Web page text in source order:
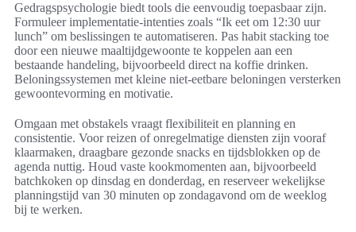
Gedragspsychologie biedt tools die eenvoudig toepasbaar zijn.
Formuleer implementatie-intenties zoals “Ik eet om 12:30 uur
lunch” om beslissingen te automatiseren. Pas habit stacking toe
door een nieuwe maaltijdgewoonte te koppelen aan een
bestaande handeling, bijvoorbeeld direct na koffie drinken.
Beloningssystemen met kleine niet-eetbare beloningen versterken
gewoontevorming en motivatie.
Omgaan met obstakels vraagt flexibiliteit en planning en
consistentie. Voor reizen of onregelmatige diensten zijn vooraf
klaarmaken, draagbare gezonde snacks en tijdsblokken op de
agenda nuttig. Houd vaste kookmomenten aan, bijvoorbeeld
batchkoken op dinsdag en donderdag, en reserveer wekelijkse
planningstijd van 30 minuten op zondagavond om de weeklog
bij te werken.